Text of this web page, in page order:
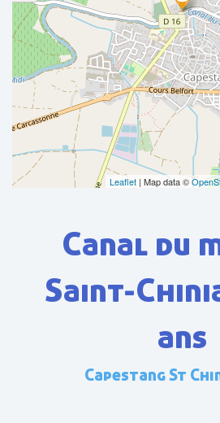
Leaflet | Map data ©
Canal du
Saint-
ans
Capestang St